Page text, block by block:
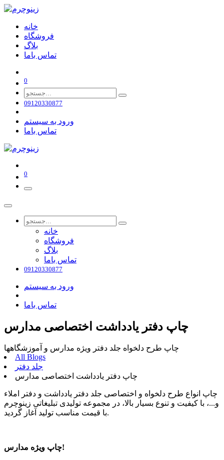
خانه
فروشگاه
بلاگ
تماس باما
0
09120330877
ورود به سیستم
تماس باما
0
خانه
فروشگاه
بلاگ
تماس باما
09120330877
ورود به سیستم
تماس باما
چاپ دفتر یادداشت اختصاصی مدارس
چاپ طرح دلخواه جلد دفتر ویژه مدارس و آموزشگاهها
All Blogs
جلد دفتر
چاپ دفتر یادداشت اختصاصی مدارس
چاپ انواع طرح دلخواه و اختصاصی جلد دفتر یادداشت و دفتر املاء
و...، با کیفیت و تنوع بسیار بالا، در مجموعه تولیدی تبلیغاتی زینوچرم
با قیمت مناسب تولید آغاز گردید.
چاپ ویژه مدارس!​